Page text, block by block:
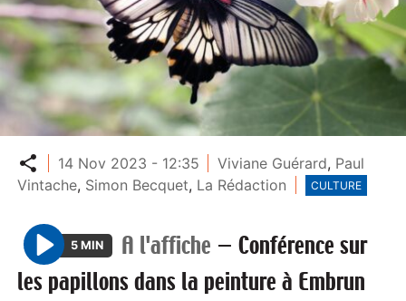
Partager
14 Nov 2023 - 12:35 Viviane Guérard, Paul
Vintache, Simon Becquet, La Rédaction CULTURE
P
5 MIN A l'affiche — Conférence sur
les papillons dans la peinture à Embrun